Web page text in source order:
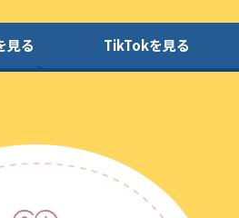
見る TikTokを見る